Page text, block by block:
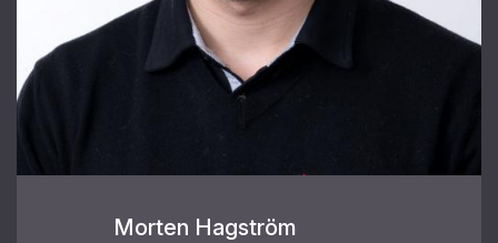
Morten Hagström